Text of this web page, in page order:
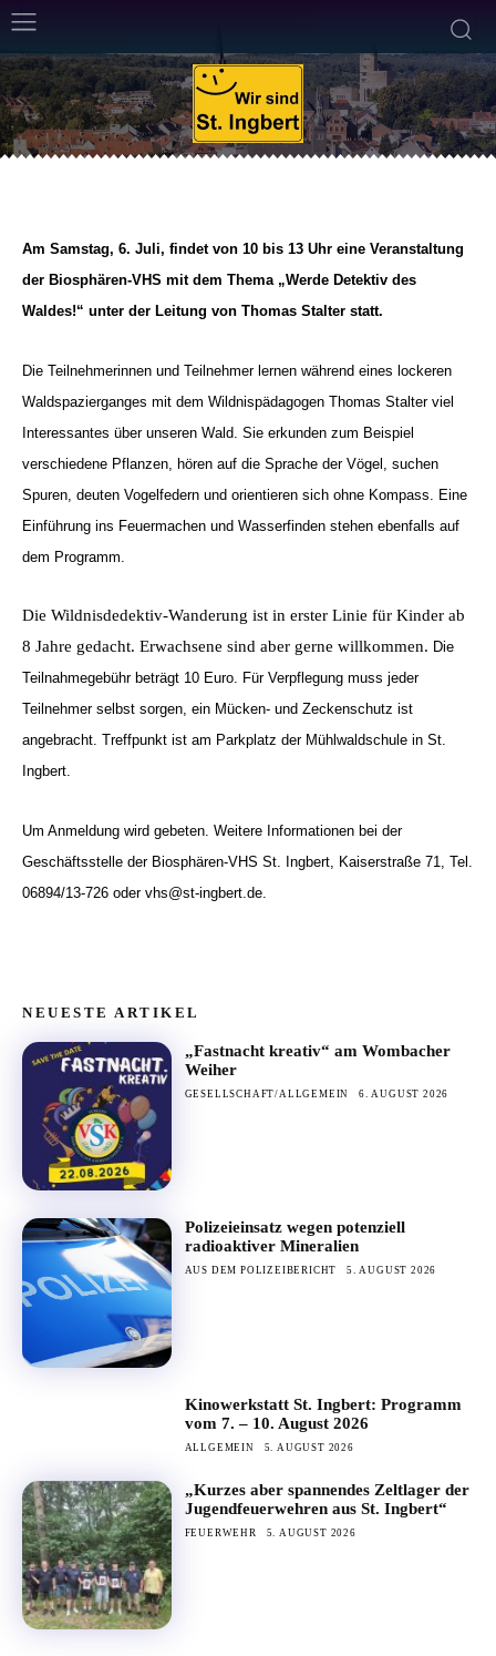
26. Juni 2013 Von Redaktion Weniger als eine Min. Lesezeit
Am Samstag, 6. Juli, findet von 10 bis 13 Uhr eine Veranstaltung
der Biosphären-VHS mit dem Thema „Werde Detektiv des
Waldes!“ unter der Leitung von Thomas Stalter statt.
Die Teilnehmerinnen und Teilnehmer lernen während eines lockeren
Waldspazierganges mit dem Wildnispädagogen Thomas Stalter viel
Interessantes über unseren Wald. Sie erkunden zum Beispiel
verschiedene Pflanzen, hören auf die Sprache der Vögel, suchen
Spuren, deuten Vogelfedern und orientieren sich ohne Kompass. Eine
Einführung ins Feuermachen und Wasserfinden stehen ebenfalls auf
dem Programm.
Die Wildnisdedektiv-Wanderung ist in erster Linie für Kinder ab
8 Jahre gedacht. Erwachsene sind aber gerne willkommen. Die
Teilnahmegebühr beträgt 10 Euro. Für Verpflegung muss jeder
Teilnehmer selbst sorgen, ein Mücken- und Zeckenschutz ist
angebracht. Treffpunkt ist am Parkplatz der Mühlwaldschule in St.
Ingbert.
Um Anmeldung wird gebeten. Weitere Informationen bei der
Geschäftsstelle der Biosphären-VHS St. Ingbert, Kaiserstraße 71, Tel.
06894/13-726 oder vhs@st-ingbert.de.
NEUESTE ARTIKEL
„Fastnacht kreativ“ am Wombacher
Weiher
GESELLSCHAFT/ALLGEMEIN 6. AUGUST 2026
Polizeieinsatz wegen potenziell
radioaktiver Mineralien
AUS DEM POLIZEIBERICHT 5. AUGUST 2026
Kinowerkstatt St. Ingbert: Programm
vom 7. – 10. August 2026
ALLGEMEIN 5. AUGUST 2026
„Kurzes aber spannendes Zeltlager der
Jugendfeuerwehren aus St. Ingbert“
FEUERWEHR 5. AUGUST 2026